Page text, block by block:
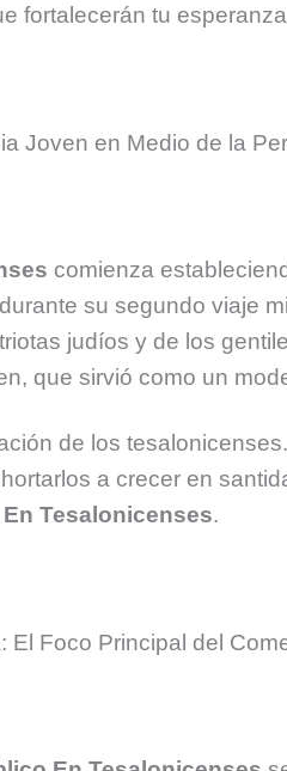
fortalecerán tu
Joven en Medio de la
comienza
su segundo viaje
judíos y de los
que sirvió como un
de los
a crecer en
Tesalonicenses.
Foco Principal del